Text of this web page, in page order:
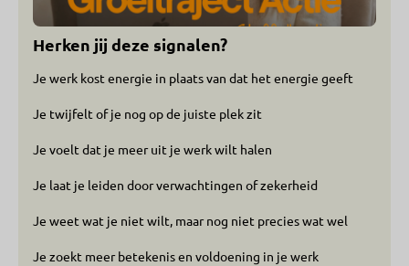
Herken jij deze signalen?
Je werk kost energie in plaats van dat het energie geeft
Je twijfelt of je nog op de juiste plek zit
Je voelt dat je meer uit je werk wilt halen
Je laat je leiden door verwachtingen of zekerheid
Je weet wat je niet wilt, maar nog niet precies wat wel
Je zoekt meer betekenis en voldoening in je werk